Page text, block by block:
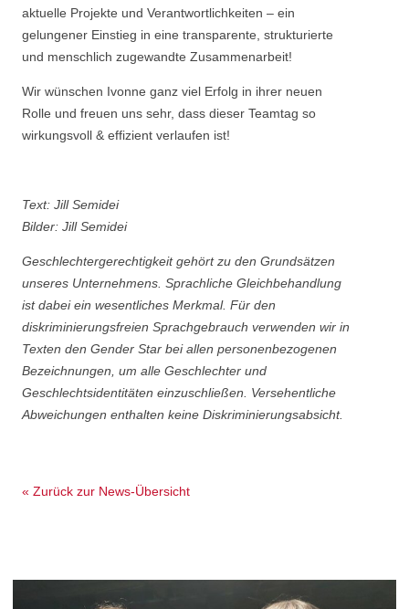
aktuelle Projekte und Verantwortlichkeiten – ein
gelungener Einstieg in eine transparente, strukturierte
und menschlich zugewandte Zusammenarbeit!
Wir wünschen Ivonne ganz viel Erfolg in ihrer neuen
Rolle und freuen uns sehr, dass dieser Teamtag so
wirkungsvoll & effizient verlaufen ist!
Text: Jill Semidei
Bilder: Jill Semidei
Geschlechtergerechtigkeit gehört zu den Grundsätzen
unseres Unternehmens. Sprachliche Gleichbehandlung
ist dabei ein wesentliches Merkmal. Für den
diskriminierungsfreien Sprachgebrauch verwenden wir in
Texten den Gender Star bei allen personenbezogenen
Bezeichnungen, um alle Geschlechter und
Geschlechtsidentitäten einzuschließen. Versehentliche
Abweichungen enthalten keine Diskriminierungsabsicht.
« Zurück zur News-Übersicht